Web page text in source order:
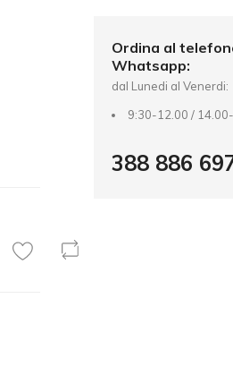
Ordina al
Whatsapp:
dal Lunedi al Venerdi:
9:30-12.00 /
388 886